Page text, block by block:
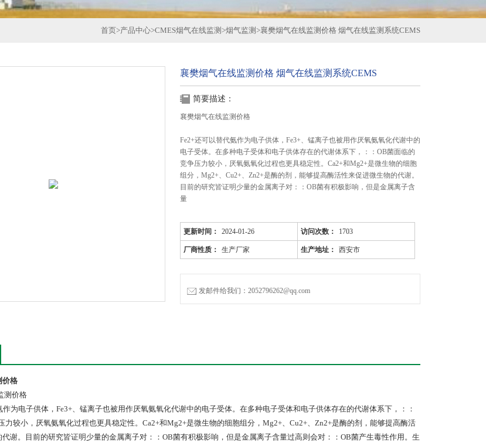
首页>产品中心>CMES烟气在线监测 >烟气监测 >襄樊烟气在线监测价格 烟气在线监测系统CEMS
襄樊烟气在线监测价格 烟气在线监测系统CEMS
简要描述：
襄樊烟气在线监测价格
Fe2+还可以替代氨作为电子供体，Fe3+、锰离子也被用作厌氧氨氧化代谢中的
电子受体。在多种电子受体和电子供体存在的代谢体系下，：：OB菌面临的
竞争压力较小，厌氧氨氧化过程也更具稳定性。Ca2+和Mg2+是微生物的细胞
组分，Mg2+、Cu2+、Zn2+是酶的剂，能够提高酶活性来促进微生物的代谢。
目前的研究皆证明少量的金属离子对：：OB菌有积极影响，但是金属离子含
量
更新时间： 2024-01-26 访问次数： 1703
厂商性质： 生产厂家 生产地址： 西安市
发邮件给我们：2052796262@qq.com
价格
作为电子供体，Fe3+、锰离子也被用作厌氧氨氧化代谢中的电子受体。在多种电子受体和电子供体存在的代谢体系下，：：
力较小，厌氧氨氧化过程也更具稳定性。Ca2+和Mg2+是微生物的细胞组分，Mg2+、Cu2+、Zn2+是酶的剂，能够提高酶活
谢。目前的研究皆证明少量的金属离子对：：OB菌有积极影响，但是金属离子含量过高则会对：：OB菌产生毒性作用。生